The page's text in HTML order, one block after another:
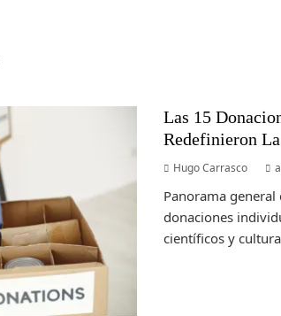
Las 15
Redefinieron
Hugo Carrasco
Panorama
donaciones
científicos y